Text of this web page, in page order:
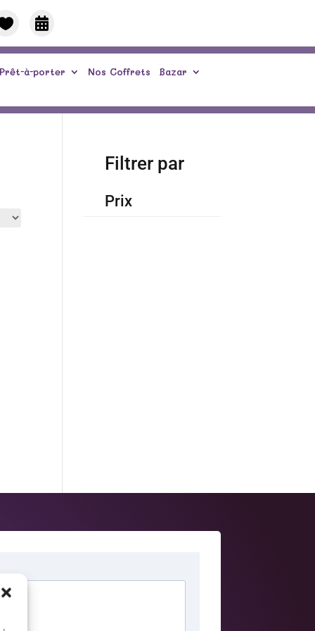

Prêt-à-porter Nos Coffrets Bazar
Filtrer par
Prix